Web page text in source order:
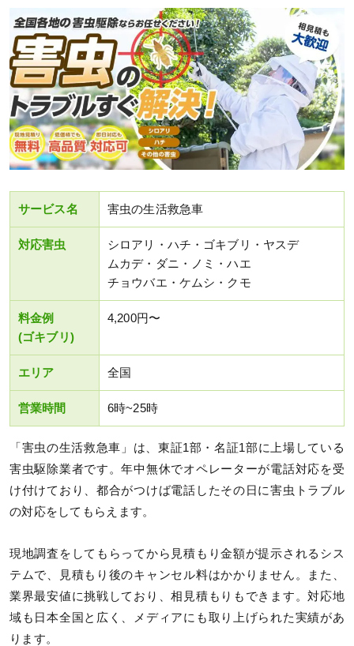
サービス名 害虫の生活救急車
対応害虫
シロアリ・ハチ・ゴキブリ・ヤスデ
ムカデ・ダニ・ノミ・ハエ
チョウバエ・ケムシ・クモ
料金例
(ゴキブリ)
4,200円〜
エリア 全国
営業時間 6時~25時
「害虫の生活救急車」は、東証1部・名証1部に上場している
害虫駆除業者です。年中無休でオペレーターが電話対応を受
け付けており、都合がつけば電話したその日に害虫トラブル
の対応をしてもらえます。
現地調査をしてもらってから見積もり金額が提示されるシス
テムで、見積もり後のキャンセル料はかかりません。また、
業界最安値に挑戦しており、相見積もりもできます。対応地
域も日本全国と広く、メディアにも取り上げられた実績があ
ります。